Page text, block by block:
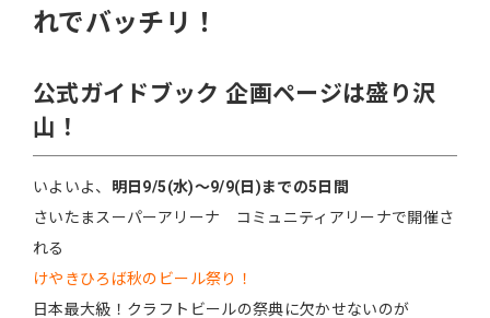
れでバッチリ！
公式ガイドブック 企画ページは盛り沢
山！
いよいよ、 明日9/5(水)〜9/9(日)までの5日間
さいたまスーパーアリーナ コミュニティアリーナで開催さ
れる
けやきひろば秋のビール祭り！
日本最大級！クラフトビールの祭典に欠かせないのが